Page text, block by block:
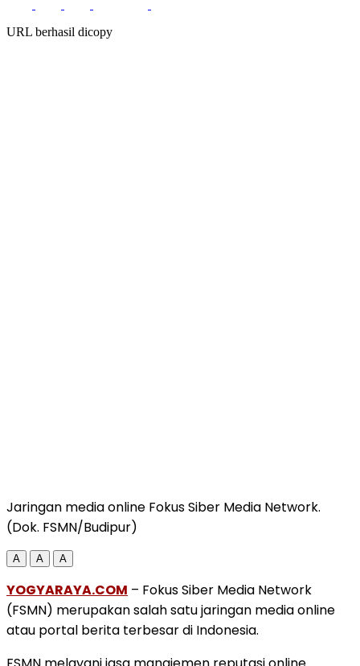
URL berhasil dicopy
Jaringan media online Fokus Siber Media Network.
(Dok. FSMN/Budipur)
A A A
YOGYARAYA.COM – Fokus Siber Media Network
(FSMN) merupakan salah satu jaringan media online
atau portal berita terbesar di Indonesia.